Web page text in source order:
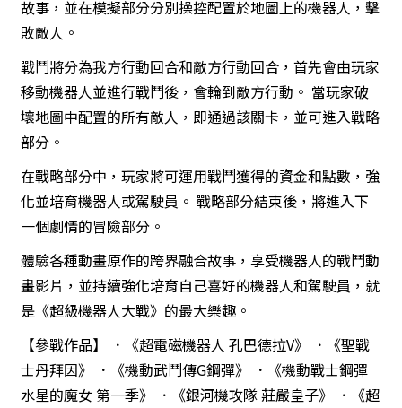
故事，並在模擬部分分別操控配置於地圖上的機器人，擊
敗敵人。
戰鬥將分為我方行動回合和敵方行動回合，首先會由玩家
移動機器人並進行戰鬥後，會輪到敵方行動。 當玩家破
壞地圖中配置的所有敵人，即通過該關卡，並可進入戰略
部分。
在戰略部分中，玩家將可運用戰鬥獲得的資金和點數，強
化並培育機器人或駕駛員。 戰略部分結束後，將進入下
一個劇情的冒險部分。
體驗各種動畫原作的跨界融合故事，享受機器人的戰鬥動
畫影片，並持續強化培育自己喜好的機器人和駕駛員，就
是《超級機器人大戰》的最大樂趣。
【參戰作品】 ．《超電磁機器人 孔巴德拉V》 ．《聖戰
士丹拜因》 ．《機動武鬥傳G鋼彈》 ．《機動戰士鋼彈
水星的魔女 第一季》 ．《銀河機攻隊 莊嚴皇子》 ．《超